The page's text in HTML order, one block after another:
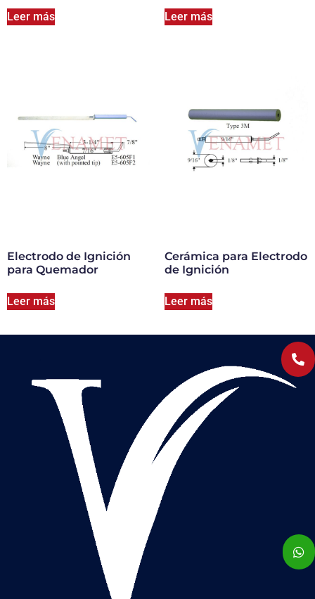
Leer más Leer más
Electrodo de Ignición
para Quemador
Leer más
Cerámica para Electrodo
de Ignición
Leer más